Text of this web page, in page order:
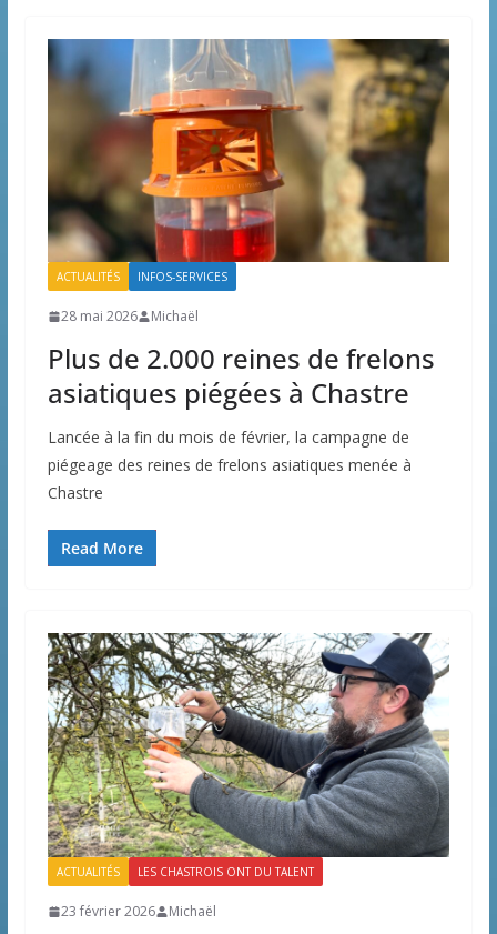
ACTUALITÉS INFOS-SERVICES
28 mai 2026 Michaël
Plus de 2.000 reines de frelons
asiatiques piégées à Chastre
Lancée à la fin du mois de février, la campagne de
piégeage des reines de frelons asiatiques menée à
Chastre
Read More
ACTUALITÉS LES CHASTROIS ONT DU TALENT
23 février 2026 Michaël